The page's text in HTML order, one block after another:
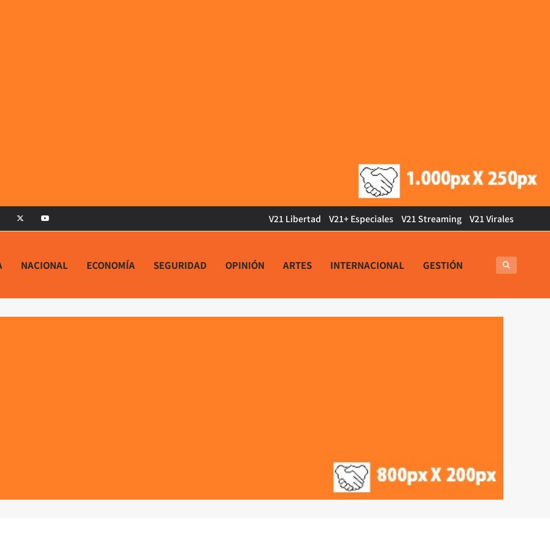
V21 Libertad V21+ Especiales V21 Streaming V21 Virales
NACIONAL ECONOMÍA SEGURIDAD OPINIÓN ARTES INTERNACIONAL GESTIÓN